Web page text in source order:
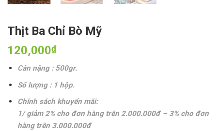
Thịt Ba Chỉ Bò Mỹ
120,000₫
Cân nặng : 500gr.
Số lượng : 1 hộp.
Chính sách khuyến mãi:
1/ giảm 2% cho đơn hàng trên 2.000.000đ – 3% cho đơn
hàng trên 3.000.000đ